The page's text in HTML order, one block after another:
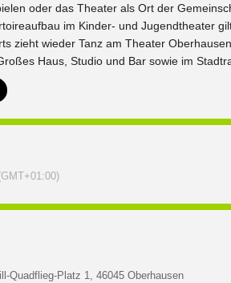
oder das Theater als Ort der
im Kinder- und Jugendtheater
zieht wieder Tanz am Theater
Haus, Studio und Bar sowie im
Quadflieg-Platz 1, 46045 Oberhausen